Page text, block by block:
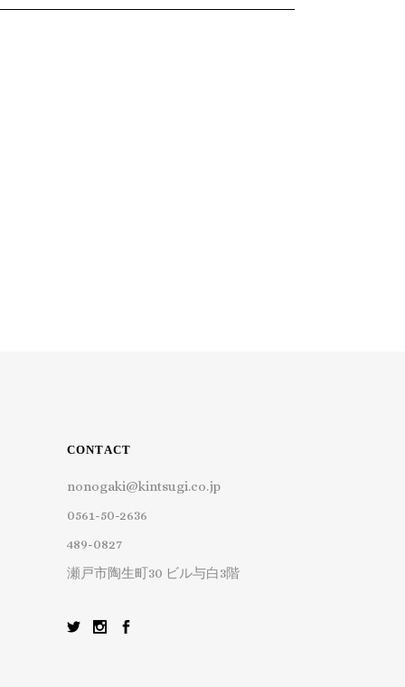
CONTACT
nonogaki@kintsugi.co.jp
0561-50-2636
489-0827
瀬戸市陶生町30 ビル与白3階